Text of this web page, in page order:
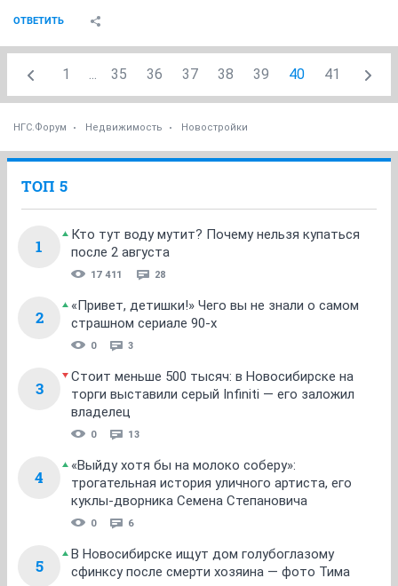
ОТВЕТИТЬ
1 ... 35 36 37 38 39 40 41
НГС.Форум Недвижимость Новостройки
ТОП 5
1
Кто тут воду мутит? Почему нельзя купаться
после 2 августа
17 411 28
2
«Привет, детишки!» Чего вы не знали о самом
страшном сериале 90-х
0 3
3
Стоит меньше 500 тысяч: в Новосибирске на
торги выставили серый Infiniti — его заложил
владелец
0 13
4
«Выйду хотя бы на молоко соберу»:
трогательная история уличного артиста, его
куклы-дворника Семена Степановича
0 6
5
В Новосибирске ищут дом голубоглазому
сфинксу после смерти хозяина — фото Тима